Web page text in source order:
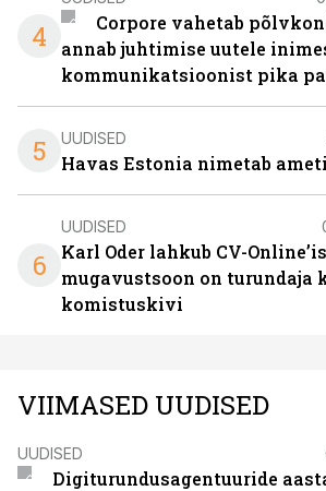
4
Corpore vahetab
annab juhtimise uutele
kommunikatsioonist pika
5 UUDISED
Havas Estonia nimetab
6
UUDISED
Karl Oder lahkub CV-
mugavustsoon on turundaja
komistuskivi
VIIMASED UUDISED
UUDISED
Digiturundusagentuuride